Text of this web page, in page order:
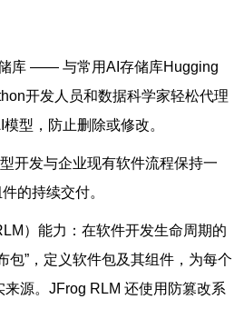
库 —— 与常用AI存储库Hugging
开发人员和数据科学家轻松代理
型，防止删除或修改。
开发与企业现有软件流程保持一
的持续交付。
）能力：在软件开发生命周期的
包”，定义软件包及其组件，为每个
源。JFrog RLM 还使用防篡改系